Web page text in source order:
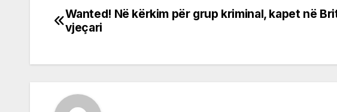
Post
Wanted! Në kërkim për grup kriminal, kapet në
vjeçari